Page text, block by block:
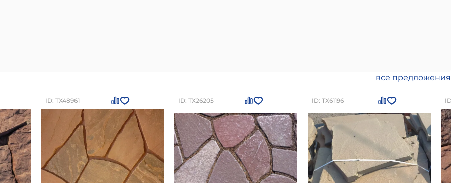
все предложения
ID: ТХ48961 ID: ТХ26205 ID: ТХ61196